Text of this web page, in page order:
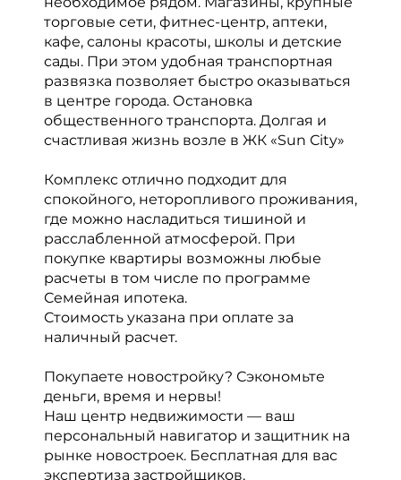
торговые сети, фитнес-центр, аптеки,
кафе, салоны красоты, школы и детские
сады. При этом удобная транспортная
развязка позволяет быстро оказываться
в центре города. Остановка
общественного транспорта. Долгая и
счастливая жизнь возле в ЖК «Sun Сity»
Комплекс отлично подходит для
спокойного, неторопливого проживания,
где можно насладиться тишиной и
расслабленной атмосферой. При
покупке квартиры возможны любые
расчеты в том числе по программе
Семейная ипотека.
Стоимость указана при оплате за
наличный расчет.
Покупаете новостройку? Сэкономьте
деньги, время и нервы!
Наш центр недвижимости — ваш
персональный навигатор и защитник на
рынке новостроек. Бесплатная для вас
экспертиза застройщиков,